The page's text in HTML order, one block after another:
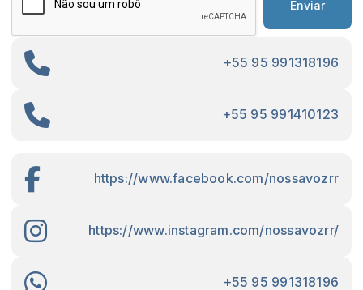
Enviar
+55 95 991318196
+55 95 991410123
https://www.facebook.com/nossavozrr
https://www.instagram.com/nossavozrr/
+55 95 991318196